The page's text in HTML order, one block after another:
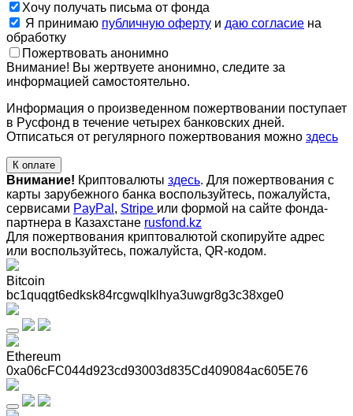
Хочу получать письма от фонда
Я принимаю публичную оферту и даю согласие на
обработку
Пожертвовать анонимно
Внимание! Вы жертвуете анонимно, следите за
информацией самостоятельно.
Информация о произведенном пожертвовании поступает
в Русфонд в течение четырех банковских дней.
Отписаться от регулярного пожертвования можно здесь
К оплате
Внимание! Криптовалюты здесь. Для пожертвования с
карты зарубежного банка воспользуйтесь, пожалуйста,
сервисами PayPal , Stripe или формой на сайте фонда-
партнера в Казахстане rusfond.kz
Для пожертвования криптовалютой скопируйте адрес
или воспользуйтесь, пожалуйста, QR-кодом.
Bitcoin
bc1quqgt6edksk84rcgwqlklhya3uwgr8g3c38xge0
Ethereum
0xa06cFC044d923cd93003d835Cd409084ac605E76